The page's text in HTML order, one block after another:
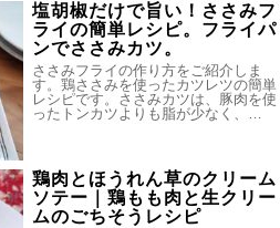
塩胡椒だけで旨い！ささみフ
ライの簡単レシピ。フライパ
ンでささみカツ。
ささみフライの作り方をご紹介しま
す。鶏ささみを使ったカツレツの簡単
レシピです。ささみカツは、豚肉を使
ったトンカツよりも脂が少なく、…
鶏肉とほうれん草のクリーム
ソテー｜鶏もも肉と生クリー
ムのごちそうレシピ